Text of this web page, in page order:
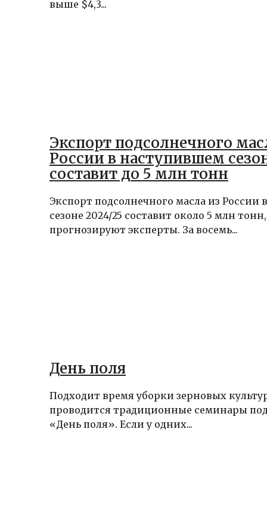
выше $4,3...
Экспорт подсолнечного
России в наступившем
составит до 5 млн тонн
Экспорт подсолнечного масла из России
сезоне 2024/25 составит около 5 млн тонн,
прогнозируют эксперты. За восемь...
День поля
Подходит время уборки зерновых
проводится традиционные семинары
«День поля». Если у одних...